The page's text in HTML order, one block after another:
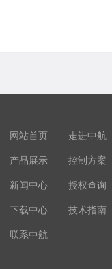
网站首页 走进中航
产品展示 控制方案
新闻中心 授权查询
下载中心 技术指南
联系中航